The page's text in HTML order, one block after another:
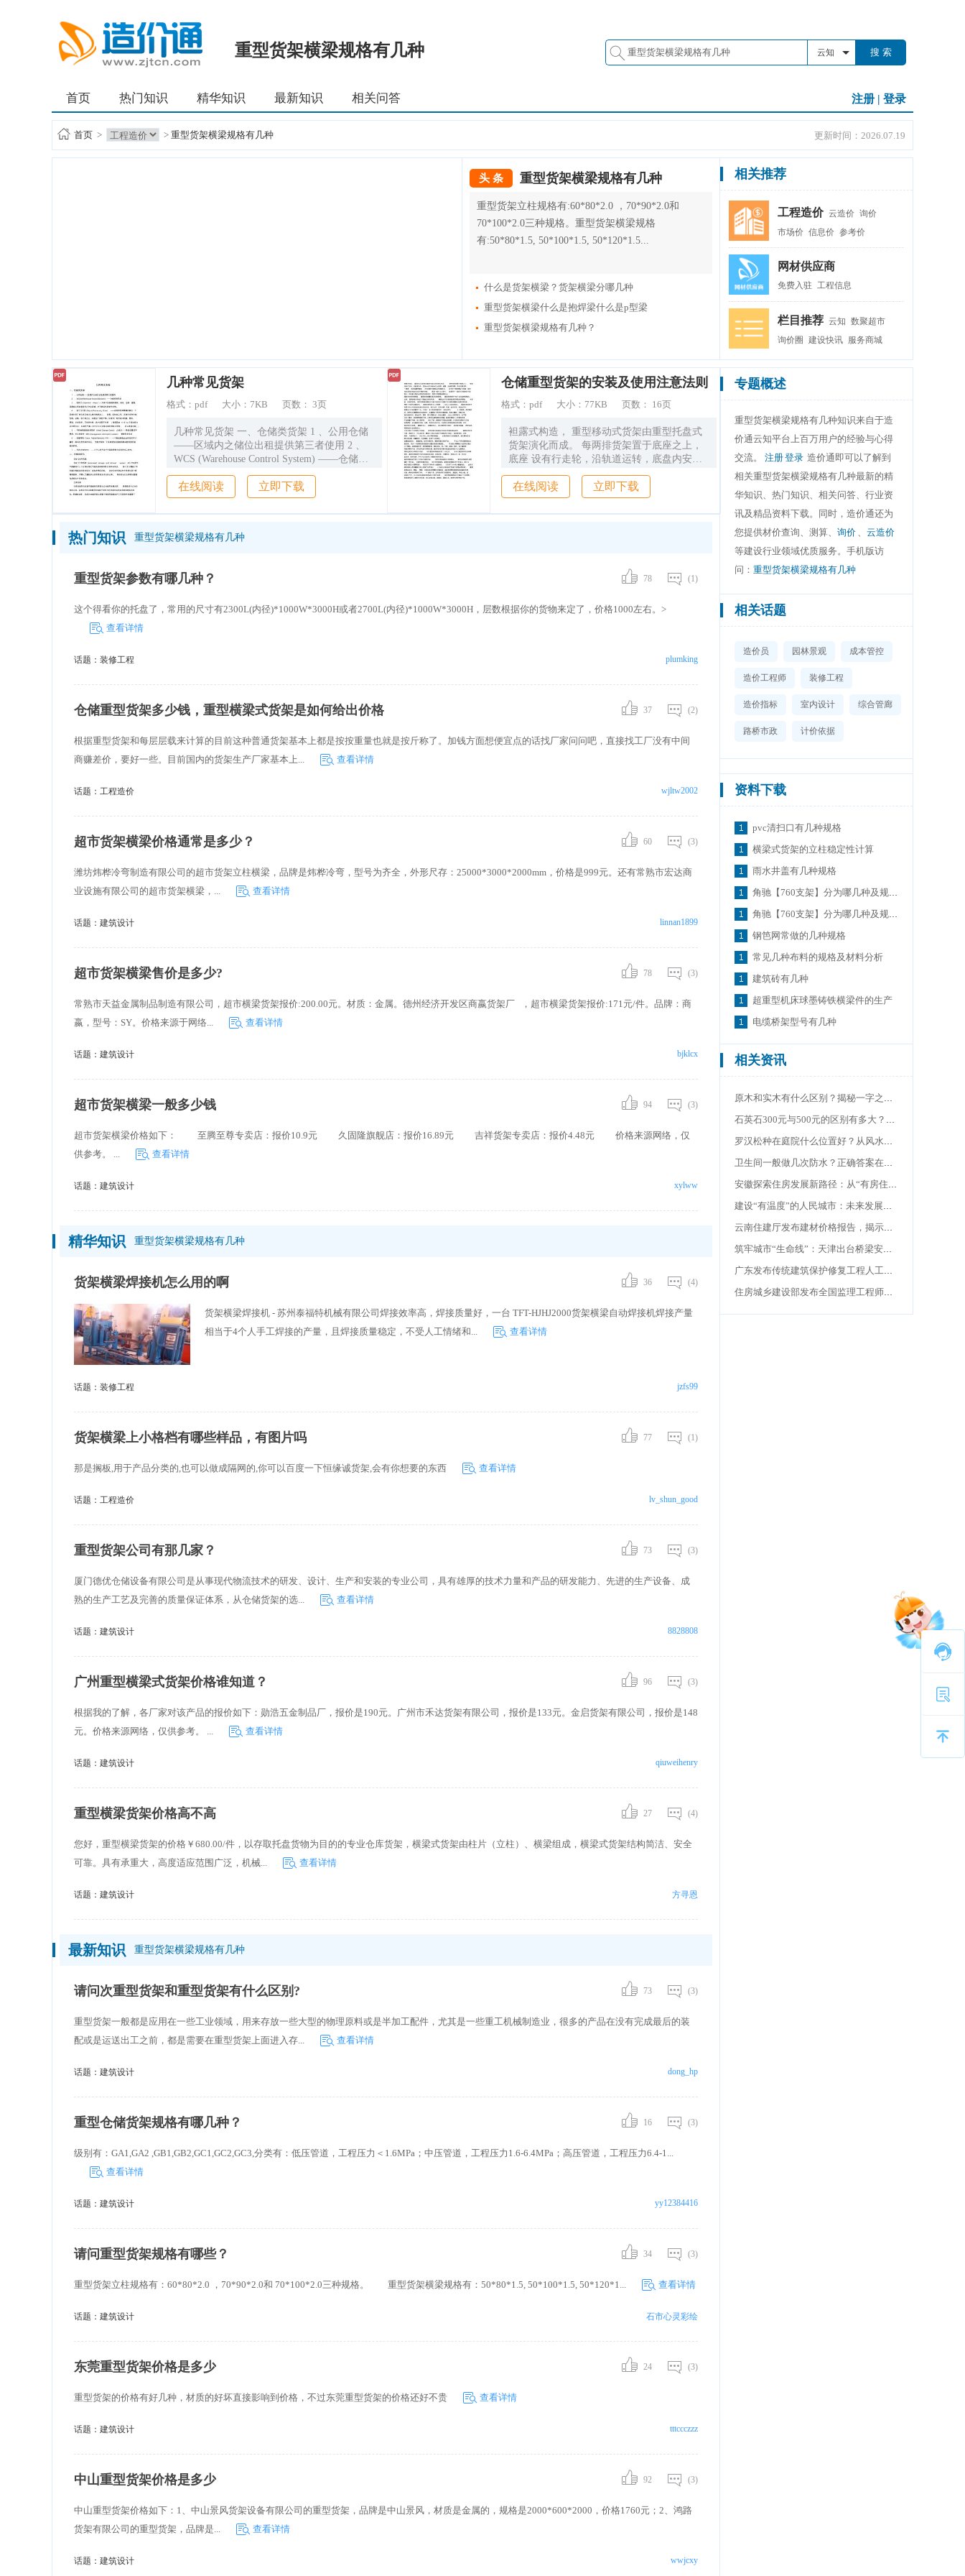
造价通
重型货架横梁规格有几种 云知 搜 索
首页 热门知识 精华知识 最新知识 相关问答 注册 | 登录
首页 > > 重型货架横梁规格有几种 更新时间：2026.07.19
头 条 重型货架横梁规格有几种
重型货架立柱规格有:60*80*2.0 ，70*90*2.0和
70*100*2.0三种规格。重型货架横梁规格
有:50*80*1.5, 50*100*1.5, 50*120*1.5...
什么是货架横梁？货架横梁分哪几种
重型货架横梁什么是抱焊梁什么是p型梁
重型货架横梁规格有几种？
相关推荐
工程造价 云造价 询价
市场价 信息价 参考价
网材供应商
免费入驻 工程信息
栏目推荐 云知 数聚超市
询价圈
建设快讯 服务商城
几种常见货架
格式： pdf 大小： 7KB 页数： 3页
几种常见货架 一、仓储类货架 1 、公用仓储
——区域内之储位出租提供第三者使用 2 、
WCS (Warehouse Control System) ——仓储控
制系统 3 、理货区 (Operation Area)——为客
户货物提供装卸、储存、包装、重整、 流通
加工等加值服务之作业区域，亦可装设料架储
存货物。 4 、加工出口区 (Export Processing
供厂商在该区域内从事外销品加工、 装配、
厂商所进口机器、物料、 原料、半制品等，
12月起放宽为 以外销为主；在其年产量一定
在线阅读 立即下载
仓储重型货架的安装及使用注意法则
格式： pdf 大小： 77KB 页数： 16页
袒露式构造， 重型移动式货架由重型托盘式
货架演化而成。 每两排货架置于底座之上，
底座 设有行走轮，沿轨道运转，底盘内安设
有机电及加速器、报警、传感摆设等。系统仅
需设两 个通道， 空间独霸率极高。 布局与轻
中型挪动式货架类似， 区别在于重型挪动式
货架一定是 电动式的货物由叉车进行整托存
也许使用钢层板， 重型货架装置及使用注意
事项。 重型货架的两个柱片之间由横梁毗
用度。 横梁之间可以铺设纵梁隔网及各类隔
架均带有人行楼梯， 二层以上设有装卸区。
在线阅读 立即下载
热门知识 重型货架横梁规格有几种
重型货架参数有哪几种？ (1)
78
这个得看你的托盘了，常用的尺寸有2300L(内径)*1000W*3000H或者2700L(内径)*1000W*3000H，层数根据你的货物来定了，价格1000左右。>
查看详情
话题： 装修工程 plumking
仓储重型货架多少钱，重型横梁式货架是如何给出价格 (2)
37
根据重型货架和每层层载来计算的目前这种普通货架基本上都是按按重量也就是按斤称了。加钱方面想便宜点的话找厂家问问吧，直接找工厂没有中间
商赚差价，要好一些。目前国内的货架生产厂家基本上...
查看详情
话题： 工程造价 wjltw2002
超市货架横梁价格通常是多少？ (3)
60
潍坊炜桦冷弯制造有限公司的超市货架立柱横梁，品牌是炜桦冷弯，型号为齐全，外形尺存：25000*3000*2000mm，价格是999元。还有常熟市宏达商
业设施有限公司的超市货架横梁，...
查看详情
话题： 建筑设计 linnan1899
超市货架横梁售价是多少? (3)
78
常熟市天益金属制品制造有限公司，超市横梁货架报价:200.00元。材质：金属。德州经济开发区商嬴货架厂 ，超市横梁货架报价:171元/件。品牌：商
嬴，型号：SY。价格来源于网络...
查看详情
话题： 建筑设计 bjklcx
超市货架横梁一般多少钱 (3)
94
超市货架横梁价格如下： 至腾至尊专卖店：报价10.9元 久固隆旗舰店：报价16.89元 吉祥货架专卖店：报价4.48元 价格来源网络，仅
供参考。 ...
查看详情
话题： 建筑设计 xylww
精华知识 重型货架横梁规格有几种
货架横梁焊接机怎么用的啊 (4)
36
货架横梁焊接机 - 苏州泰福特机械有限公司焊接效率高，焊接质量好，一台 TFT-HJHJ2000货架横梁自动焊接机焊接产量
相当于4个人手工焊接的产量，且焊接质量稳定，不受人工情绪和...
查看详情
话题： 装修工程 jzfs99
货架横梁上小格档有哪些样品，有图片吗 (1)
77
那是搁板,用于产品分类的,也可以做成隔网的,你可以百度一下恒缘诚货架,会有你想要的东西 查看详情
话题： 工程造价 lv_shun_good
重型货架公司有那几家？ (3)
73
厦门德优仓储设备有限公司是从事现代物流技术的研发、设计、生产和安装的专业公司，具有雄厚的技术力量和产品的研发能力、先进的生产设备、成
熟的生产工艺及完善的质量保证体系，从仓储货架的选...
查看详情
话题： 建筑设计 8828808
广州重型横梁式货架价格谁知道？ (3)
96
根据我的了解，各厂家对该产品的报价如下：勋浩五金制品厂，报价是190元。广州市禾达货架有限公司，报价是133元。金启货架有限公司，报价是148
元。价格来源网络，仅供参考。 ...
查看详情
话题： 建筑设计 qiuweihenry
重型横梁货架价格高不高 (4)
27
您好，重型横梁货架的价格￥680.00/件，以存取托盘货物为目的的专业仓库货架，横梁式货架由柱片（立柱）、横梁组成，横梁式货架结构简洁、安全
可靠。具有承重大，高度适应范围广泛，机械...
查看详情
话题： 建筑设计 方寻恩
最新知识 重型货架横梁规格有几种
请问次重型货架和重型货架有什么区别? (3)
73
重型货架一般都是应用在一些工业领域，用来存放一些大型的物理原料或是半加工配件，尤其是一些重工机械制造业，很多的产品在没有完成最后的装
配或是运送出工之前，都是需要在重型货架上面进入存...
查看详情
话题： 建筑设计 dong_hp
重型仓储货架规格有哪几种？ (3)
16
级别有：GA1,GA2 ,GB1,GB2,GC1,GC2,GC3,分类有：低压管道，工程压力＜1.6MPa；中压管道，工程压力1.6-6.4MPa；高压管道，工程压力6.4-1...
查看详情
话题： 建筑设计 yy12384416
请问重型货架规格有哪些？ (3)
34
重型货架立柱规格有：60*80*2.0 ，70*90*2.0和 70*100*2.0三种规格。 重型货架横梁规格有：50*80*1.5, 50*100*1.5, 50*120*1... 查看详情
话题： 建筑设计 石市心灵彩绘
东莞重型货架价格是多少 (3)
24
重型货架的价格有好几种，材质的好坏直接影响到价格，不过东莞重型货架的价格还好不贵 查看详情
话题： 建筑设计 tttccczzz
中山重型货架价格是多少 (3)
92
中山重型货架价格如下：1、中山景风货架设备有限公司的重型货架，品牌是中山景风，材质是金属的，规格是2000*600*2000，价格1760元；2、鸿路
货架有限公司的重型货架，品牌是...
查看详情
话题： 建筑设计 wwjcxy
专题概述
重型货架横梁规格有几种知识来自于造
价通云知平台上百万用户的经验与心得
交流。 注册登录 造价通即可以了解到
相关重型货架横梁规格有几种最新的精
华知识、热门知识、相关问答、行业资
讯及精品资料下载。同时，造价通还为
您提供材价查询、测算、 询价 、 云造价
等建设行业领域优质服务。手机版访
问： 重型货架横梁规格有几种
相关话题
造价员 园林景观 成本管控
造价工程师 装修工程
造价指标 室内设计 综合管廊
路桥市政 计价依据
资料下载
pvc清扫口有几种规格
横梁式货架的立柱稳定性计算
雨水井盖有几种规格
角驰【760支架】分为哪几种及规格参数 (2)
角驰【760支架】分为哪几种及规格参数
钢笆网常做的几种规格
常见几种布料的规格及材料分析
建筑砖有几种
超重型机床球墨铸铁横梁件的生产
电缆桥架型号有几种
相关资讯
原木和实木有什么区别？揭秘一字之差背后的巨大差别
石英石300元与500元的区别有多大？揭秘价格背后的真相
罗汉松种在庭院什么位置好？从风水到美观，解析最佳位置
卫生间一般做几次防水？正确答案在这里，太多太少都不行
安徽探索住房发展新路径：从“有房住”到“住好房"
建设“有温度”的人民城市：未来发展新蓝图
云南住建厅发布建材价格报告，揭示市场分化新格局
筑牢城市“生命线”：天津出台桥梁安全新规
广东发布传统建筑保护修复工程人工价格指数
住房城乡建设部发布全国监理工程师职业资格考试大纲（2026年版）